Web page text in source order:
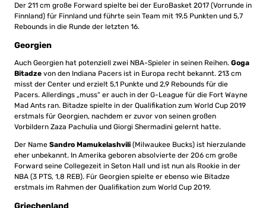
Der 211 cm große Forward spielte bei der EuroBasket 2017 (Vorrunde in
Finnland) für Finnland und führte sein Team mit 19,5 Punkten und 5,7
Rebounds in die Runde der letzten 16.
Georgien
Auch Georgien hat potenziell zwei NBA-Spieler in seinen Reihen. Goga
Bitadze von den Indiana Pacers ist in Europa recht bekannt. 213 cm
misst der Center und erzielt 5,1 Punkte und 2,9 Rebounds für die
Pacers. Allerdings „muss“ er auch in der G-League für die Fort Wayne
Mad Ants ran. Bitadze spielte in der Qualifikation zum World Cup 2019
erstmals für Georgien, nachdem er zuvor von seinen großen
Vorbildern Zaza Pachulia und Giorgi Shermadini gelernt hatte.
Der Name Sandro Mamukelashvili (Milwaukee Bucks) ist hierzulande
eher unbekannt. In Amerika geboren absolvierte der 206 cm große
Forward seine Collegezeit in Seton Hall und ist nun als Rookie in der
NBA (3 PTS, 1,8 REB). Für Georgien spielte er ebenso wie Bitadze
erstmals im Rahmen der Qualifikation zum World Cup 2019.
Griechenland